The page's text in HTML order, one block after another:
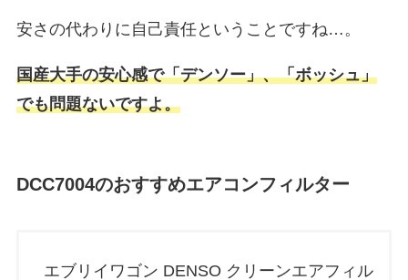
安さの代わりに自己責任ということですね…。
国産大手の安心感で「デンソー」、「ボッシュ」
でも問題ないですよ。
DCC7004のおすすめエアコンフィルター
エブリイワゴン DENSO クリーンエアフィル